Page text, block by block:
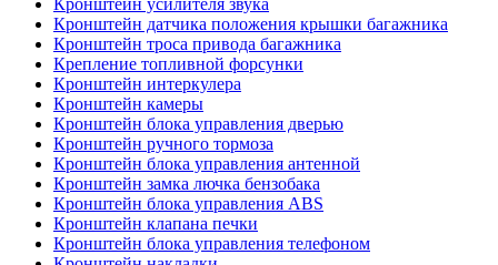
Кронштейн датчика положения крышки багажника
Кронштейн троса привода багажника
Крепление топливной форсунки
Кронштейн интеркулера
Кронштейн камеры
Кронштейн блока управления дверью
Кронштейн ручного тормоза
Кронштейн блока управления антенной
Кронштейн замка лючка бензобака
Кронштейн блока управления ABS
Кронштейн клапана печки
Кронштейн блока управления телефоном